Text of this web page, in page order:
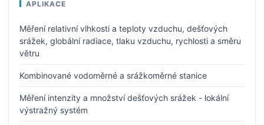
APLIKACE
Měření relativní vlhkosti a teploty vzduchu, dešťových
srážek, globální radiace, tlaku vzduchu, rychlosti a směru
větru
Kombinované vodoměrné a srážkoměrné stanice
Měření intenzity a množství dešťových srážek - lokální
výstražný systém